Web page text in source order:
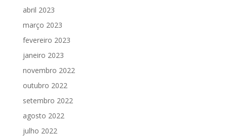
abril 2023
março 2023
fevereiro 2023
janeiro 2023
novembro 2022
outubro 2022
setembro 2022
agosto 2022
julho 2022